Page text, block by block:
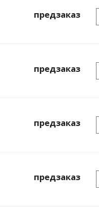
предзаказ
предзаказ
предзаказ
предзаказ